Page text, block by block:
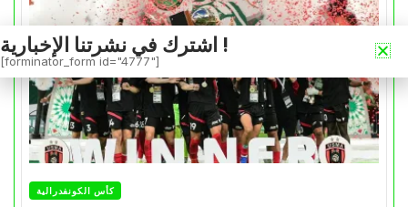
كأس الكونفدرالية
اشترك في نشرتنا الإخبارية !
[forminator_form id="4777"]